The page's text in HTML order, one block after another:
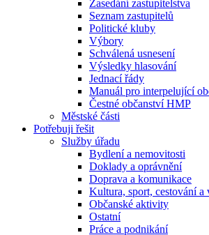
Zasedání zastupitelstva
Seznam zastupitelů
Politické kluby
Výbory
Schválená usnesení
Výsledky hlasování
Jednací řády
Manuál pro interpelující
Čestné občanství HMP
Městské části
Potřebuji řešit
Služby úřadu
Bydlení a nemovitosti
Doklady a oprávnění
Doprava a komunikace
Kultura, sport, cestování a
Občanské aktivity
Ostatní
Práce a podnikání